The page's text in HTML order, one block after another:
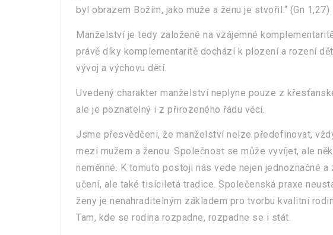
byl obrazem Božím, jako muže a ženu je stvořil.“ (Gn 1,27)
Manželství je tedy založené na vzájemné
právě díky komplementaritě dochází k plození a rození
vývoj a výchovu dětí.
Uvedený charakter manželství neplyne pouze z
ale je poznatelný i z přirozeného řádu věcí.
Jsme přesvědčeni, že manželství nelze předefinovat,
mezi mužem a ženou. Společnost se může vyvíjet, ale
neměnné. K tomuto postoji nás vede nejen jednoznačné
učení, ale také tisíciletá tradice. Společenská praxe
ženy je nenahraditelným základem pro tvorbu kvalitní
Tam, kde se rodina rozpadne, rozpadne se i stát.